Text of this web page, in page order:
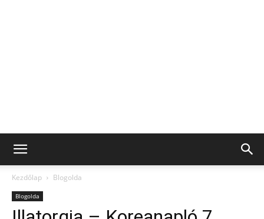
Kezdőlap Blogolda
Blogolda